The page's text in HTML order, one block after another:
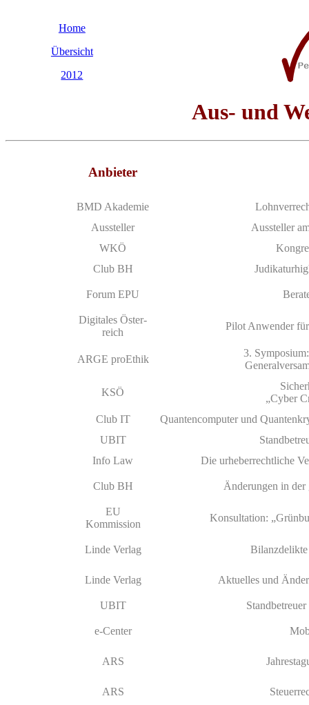
Home
Über­sicht
2012
Aus- und
Anbieter
BMD Aka­de­mie
Aus­stel­ler
Aus­stel­ler
WKÖ
Club BH
Forum EPU
Digi­tales Öster­
reich
Pilot Anwender
ARGE proEthik
3.
KSÖ
„Cyber
Club IT
Quan­ten­com­pu­ter und
UBIT
Info Law
Die ur­heber­recht­liche
Club BH Änder­ungen in
EU
Kommission
Kon­sul­ta­tion:
Linde Verlag Bilanz­de­lik­te
Linde Verlag Aktu­elles und
UBIT
e-Center
ARS
ARS